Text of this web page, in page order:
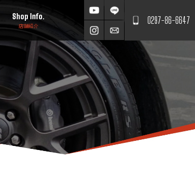
0297-86-6647
Shop Info.
店舗紹介